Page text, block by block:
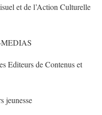
et de l’Action Culturelle
Contenus et
jeunesse